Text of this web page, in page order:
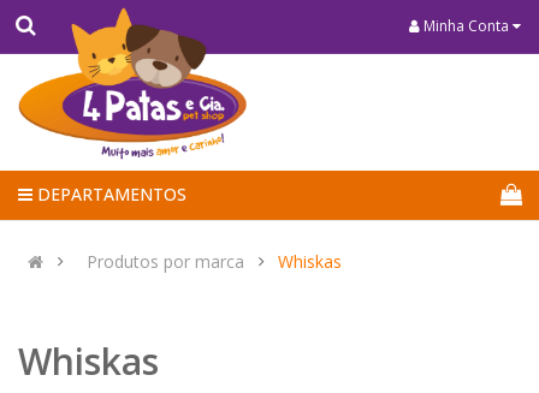
Minha Conta
DEPARTAMENTOS
Produtos por marca Whiskas
Whiskas